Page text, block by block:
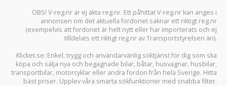
OBS! V-reg.nr är ej äkta reg.nr. Ett påhittat V-reg.nr kan anges i
annonsen om det aktuella fordonet saknar ett riktigt reg.nr
(exempelvis att fordonet är helt nytt eller har importerats och ej
tilldelats ett riktigt reg.nr av Transportstyrelsen än).
Klicket.se: Enkel, trygg och användarvänlig söktjänst för dig som ska
köpa och sälja nya och begagnade bilar, båtar, husvagnar, husbilar,
transportbilar, motorcyklar eller andra fordon från hela Sverige. Hitta
bäst priser. Upplev våra smarta sökfunktioner med snabba filter.